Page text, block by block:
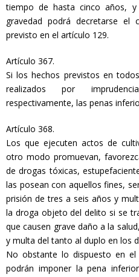
tiempo de hasta cinco años,
gravedad podrá decretarse el
previsto en el artículo 129.
Artículo 367.
Si los hechos previstos en
realizados por
respectivamente, las penas
Artículo 368.
Los que ejecuten actos de
otro modo promuevan,
de drogas tóxicas,
las posean con aquellos fines,
prisión de tres a seis años y
la droga objeto del delito si se
que causen grave daño a la
y multa del tanto al duplo en los
No obstante lo dispuesto en
podrán imponer la pena